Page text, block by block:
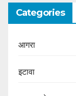
Categories
आगरा
इटावा